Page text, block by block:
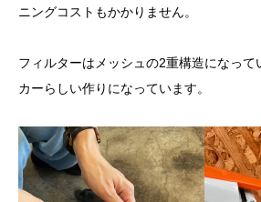
ニングコストもかかりません。
フィルターはメッシュの2重構造になって
カーらしい作りになっています。